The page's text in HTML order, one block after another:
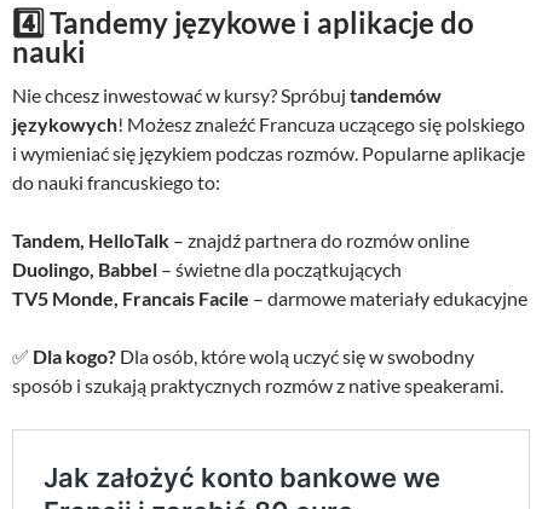
4️⃣ Tandemy językowe i aplikacje do
nauki
Nie chcesz inwestować w kursy? Spróbuj tandemów
językowych! Możesz znaleźć Francuza uczącego się polskiego
i wymieniać się językiem podczas rozmów. Popularne aplikacje
do nauki francuskiego to:
Tandem, HelloTalk – znajdź partnera do rozmów online
Duolingo, Babbel – świetne dla początkujących
TV5 Monde, Francais Facile – darmowe materiały edukacyjne
✅ Dla kogo? Dla osób, które wolą uczyć się w swobodny
sposób i szukają praktycznych rozmów z native speakerami.